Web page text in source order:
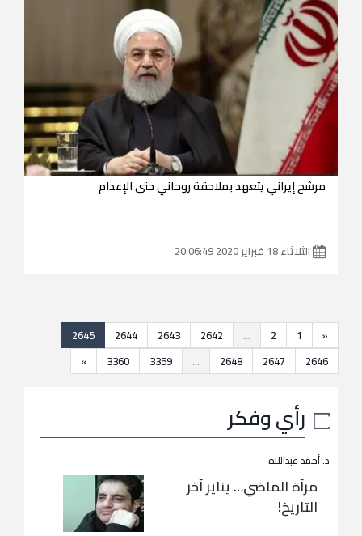
مرشح إيراني يتعهد بملاحقة روحاني حتى الإعدام
الثلاثاء 18 فبراير 2020 20:06:49
«
1
2
...
2642
2643
2644
2645
2646
2647
2648
...
3359
3360
»
رأي وفكر
د. أحمد عبداللاه
مرآة الماضي… يناير آخر
التاريخ!